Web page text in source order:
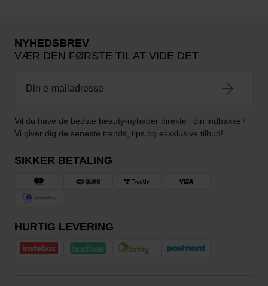
NYHEDSBREV
VÆR DEN FØRSTE TIL AT VIDE DET
Vil du have de bedste beauty-nyheder direkte i din indbakke?
Vi giver dig de seneste trends, tips og eksklusive tilbud!
SIKKER BETALING
HURTIG LEVERING